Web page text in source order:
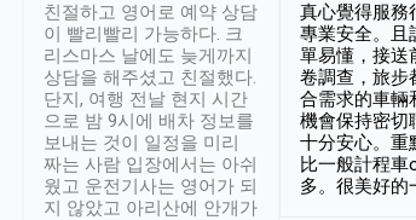
친절하고 영어로 예약 상담
이 빨리빨리 가능하다. 크
리스마스 날에도 늦게까지
상담을 해주셨고 친절했다.
단지, 여행 전날 현지 시간
으로 밤 9시에 배차 정보를
보내는 것이 일정을 미리
짜는 사람 입장에서는 아쉬
웠고 운전기사는 영어가 되
지 않았고 아리산에 안개가
真心覺得服務
專業安全。且
單易懂，接送
卷調查，旅步
合需求的車輛
機會保持密切
十分安心。重
比一般計程車
多。很美好的